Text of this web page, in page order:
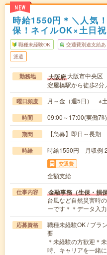
NEW
時給1550円＊＼人気
保！ネイルOK×土日
職種未経験OK 交通費別途支給あ
派遣
勤務地 大阪府大阪市中央区
淀屋橋駅から徒歩2
曜日頻度 月～金（週5日） ※
時間 09:00～17:00(実働7
期間 【急募】即日～長期
時給 時給1550円 月収例
交通費
全額支給
仕事内容 金融事務（生保・損
台風など自然災害時
ーです＊＊データ入
応募資格
職種未経験OK / ブラ
要
＊未経験の方歓迎＊
時、キャリアを一緒